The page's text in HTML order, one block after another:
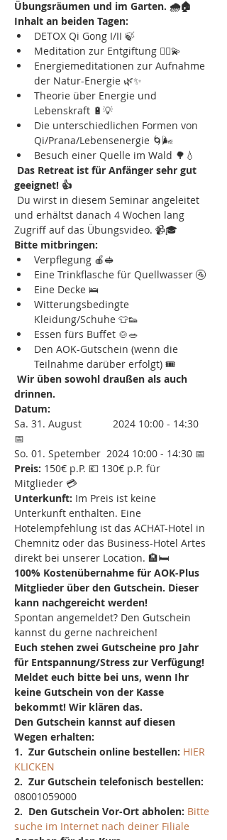
Übungsräumen und im Garten. 🌧️🏠
Inhalt an beiden Tagen:
DETOX Qi Gong I/II 🍃
Meditation zur Entgiftung 🧘‍♂️💫
Energiemeditationen zur Aufnahme
der Natur-Energie 🌿✨
Theorie über Energie und
Lebenskraft 🔋💡
Die unterschiedlichen Formen von
Qi/Prana/Lebensenergie 🌀🌬️
Besuch einer Quelle im Wald 🌳💧
Das Retreat ist für Anfänger sehr gut
geeignet! 👍
Du wirst in diesem Seminar angeleitet
und erhältst danach 4 Wochen lang
Zugriff auf das Übungsvideo. 📹🎓
Bitte mitbringen:
Verpflegung 🍎🥪
Eine Trinkflasche für Quellwasser 🚰
Eine Decke 🛌
Witterungsbedingte
Kleidung/Schuhe 👕👟
Essen fürs Buffet 🍲🥗
Den AOK-Gutschein (wenn die
Teilnahme darüber erfolgt) 🎟️
Wir üben sowohl draußen als auch
drinnen.
Datum:
Sa. 31. August           2024 10:00 - 14:30
📅
So. 01. Spetember  2024 10:00 - 14:30 📅
Preis: 150€ p.P. 💶 130€ p.P. für
Mitglieder 💳
Unterkunft: Im Preis ist keine
Unterkunft enthalten. Eine
Hotelempfehlung ist das ACHAT-Hotel in
Chemnitz oder das Business-Hotel Artes
direkt bei unserer Location. 🏨🛏️
100% Kostenübernahme für AOK-Plus
Mitglieder über den Gutschein. Dieser
kann nachgereicht werden!
Spontan angemeldet? Den Gutschein
kannst du gerne nachreichen!
Euch stehen zwei Gutscheine pro Jahr
für Entspannung/Stress zur Verfügung!
Meldet euch bitte bei uns, wenn Ihr
keine Gutschein von der Kasse
bekommt! Wir klären das.
Den Gutschein kannst auf diesen
Wegen erhalten:
1.  Zur Gutschein online bestellen: HIER
KLICKEN
2.  Zur Gutschein telefonisch bestellen:
08001059000
2.  Den Gutschein Vor-Ort abholen: Bitte
suche im Internet nach deiner Filiale